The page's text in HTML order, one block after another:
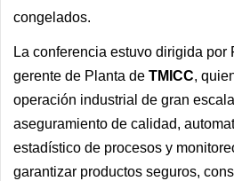
congelados.
La conferencia estuvo dirigida por
gerente de Planta de TMICC,
operación industrial de gran
aseguramiento de calidad,
estadístico de procesos y
garantizar productos seguros,